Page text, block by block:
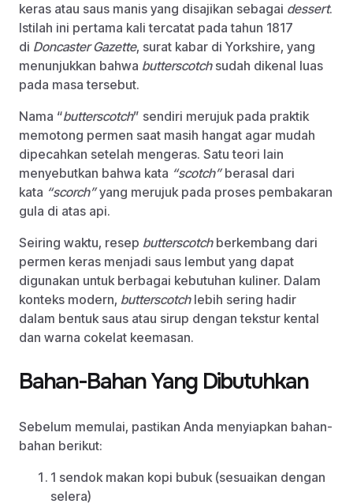
keras atau saus manis yang disajikan sebagai dessert.
Istilah ini pertama kali tercatat pada tahun 1817
di Doncaster Gazette, surat kabar di Yorkshire, yang
menunjukkan bahwa butterscotchsudah dikenal luas
pada masa tersebut.
Nama “butterscotch” sendiri merujuk pada praktik
memotong permen saat masih hangat agar mudah
dipecahkan setelah mengeras. Satu teori lain
menyebutkan bahwa kata “scotch”berasal dari
kata “scorch”yang merujuk pada proses pembakaran
gula di atas api.
Seiring waktu, resep butterscotchberkembang dari
permen keras menjadi saus lembut yang dapat
digunakan untuk berbagai kebutuhan kuliner. Dalam
konteks modern, butterscotchlebih sering hadir
dalam bentuk saus atau sirup dengan tekstur kental
dan warna cokelat keemasan.
Bahan-Bahan Yang Dibutuhkan
Sebelum memulai, pastikan Anda menyiapkan bahan-
bahan berikut:
1 sendok makan kopi bubuk (sesuaikan dengan
selera)